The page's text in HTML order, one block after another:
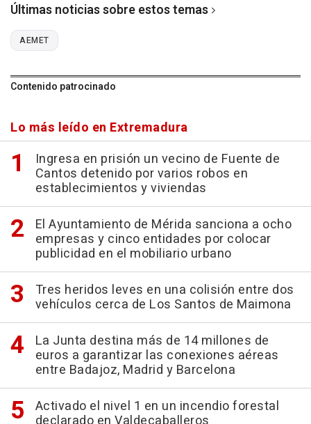
Últimas noticias sobre estos temas
AEMET
Contenido patrocinado
Lo más leído en Extremadura
Ingresa en prisión un vecino de Fuente de
Cantos detenido por varios robos en
establecimientos y viviendas
El Ayuntamiento de Mérida sanciona a ocho
empresas y cinco entidades por colocar
publicidad en el mobiliario urbano
Tres heridos leves en una colisión entre dos
vehículos cerca de Los Santos de Maimona
La Junta destina más de 14 millones de
euros a garantizar las conexiones aéreas
entre Badajoz, Madrid y Barcelona
Activado el nivel 1 en un incendio forestal